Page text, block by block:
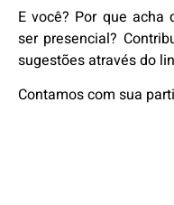
E você? Por que acha
ser presencial?
sugestões através do
Contamos com sua